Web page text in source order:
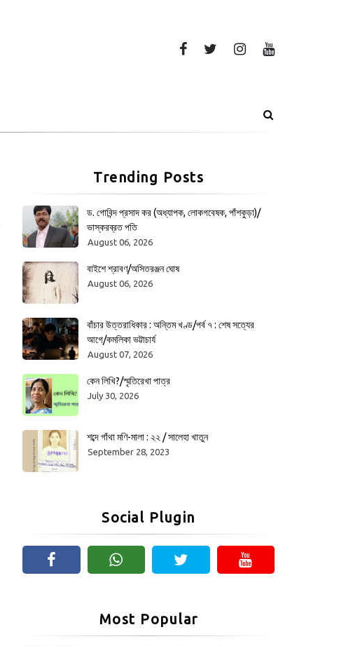
Trending Posts
ড. গোবিন্দ প্রসাদ কর (অধ্যাপক, লোকগবেষক, পাঁশকুড়া)/
ভাস্করব্রত পতি
August 06, 2026
বাইশে শ্রাবণ/অসিতরঞ্জন ঘোষ
August 06, 2026
বাঁচার উত্তরাধিকার : অন্তিম খণ্ড/পর্ব ৭ : শেষ সত্যের
আগে/কমলিকা ভট্টাচার্য
August 07, 2026
কেন লিখি?/স্মৃতিরেখা পাত্র
July 30, 2026
শব্দে গাঁথা মণি-মালা : ২২ / সালেহা খাতুন
September 28, 2023
Social Plugin
Most Popular